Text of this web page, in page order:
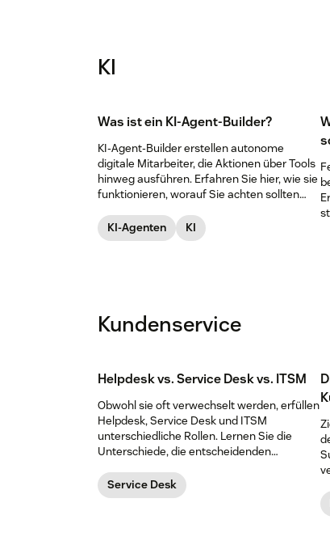
KI
Was ist ein KI-Agent-Builder?
KI-Agent-Builder erstellen autonome
digitale Mitarbeiter, die Aktionen über Tools
hinweg ausführen. Erfahren Sie hier, wie sie
funktionieren, worauf Sie achten sollten
KI-Agenten
KI
Kundenservice
Helpdesk vs. Service Desk vs. ITSM
Obwohl sie oft verwechselt werden, erfüllen
Helpdesk, Service Desk und ITSM
unterschiedliche Rollen. Lernen Sie die
Unterschiede, die entscheidenden
Wahl kennen.
Service Desk